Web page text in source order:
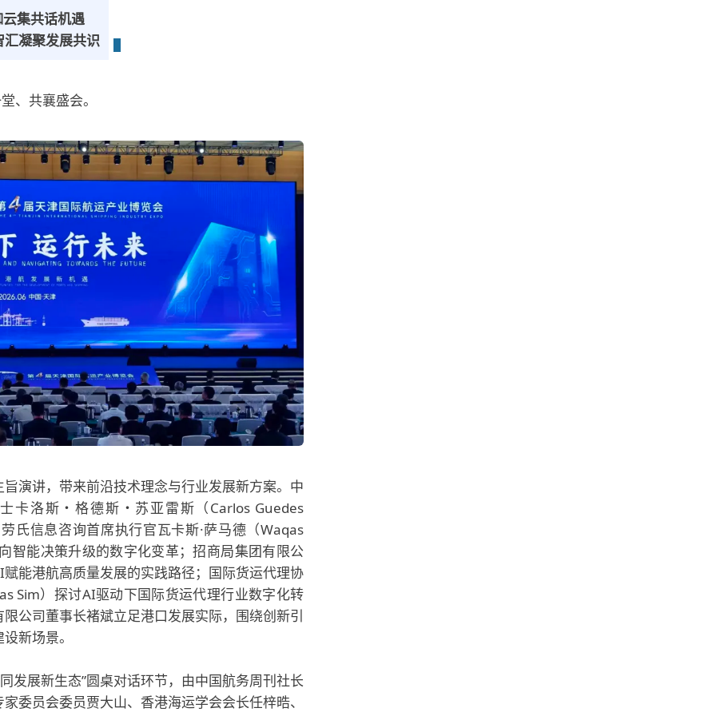
集共话机遇
汇凝聚发展共识
、共襄盛会。
演讲，带来前沿技术理念与行业发展新方案。中
卡洛斯・格德斯・苏亚雷斯（Carlos Guedes
氏信息咨询首席执行官瓦卡斯·萨马德（Waqas
智能决策升级的数字化变革；招商局集团有限公
能港航高质量发展的实践路径；国际货运代理协
Sim）探讨AI驱动下国际货运代理行业数字化转
公司董事长褚斌立足港口发展实际，围绕创新引
新场景。
发展新生态”圆桌对话环节，由中国航务周刊社长
委员会委员贾大山、香港海运学会会长任梓晧、